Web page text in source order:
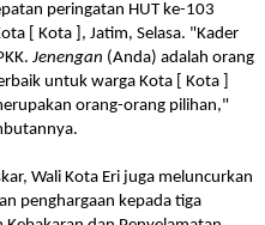
peringatan HUT ke-103
[ Kota ], Jatim, Selasa. "Kader
Jenengan (Anda) adalah orang
untuk warga Kota [ Kota ]
orang-orang pilihan,"
Wali Kota Eri juga meluncurkan
penghargaan kepada tiga